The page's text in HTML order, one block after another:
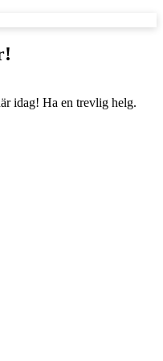
idag! Ha en trevlig helg.